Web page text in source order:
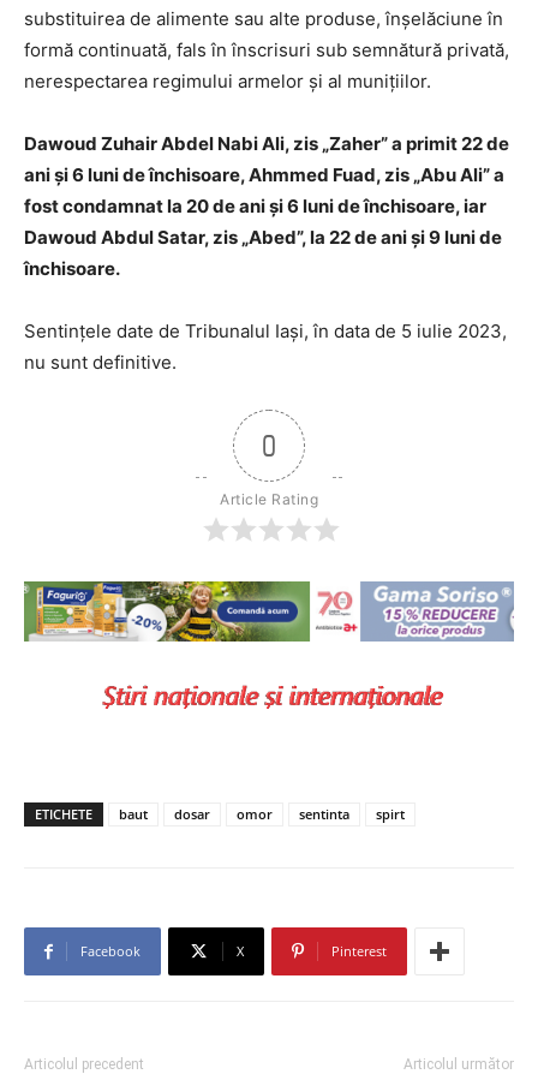
substituirea de alimente sau alte produse, înșelăciune în
formă continuată, fals în înscrisuri sub semnătură privată,
nerespectarea regimului armelor şi al muniţiilor.
Dawoud Zuhair Abdel Nabi Ali, zis „Zaher” a primit 22 de
ani și 6 luni de închisoare, Ahmmed Fuad, zis „Abu Ali” a
fost condamnat la 20 de ani și 6 luni de închisoare, iar
Dawoud Abdul Satar, zis „Abed”, la 22 de ani și 9 luni de
închisoare.
Sentințele date de Tribunalul Iași, în data de 5 iulie 2023,
nu sunt definitive.
0
Article Rating
ETICHETE baut dosar omor sentinta spirt
Facebook X Pinterest
Articolul precedent Articolul următor